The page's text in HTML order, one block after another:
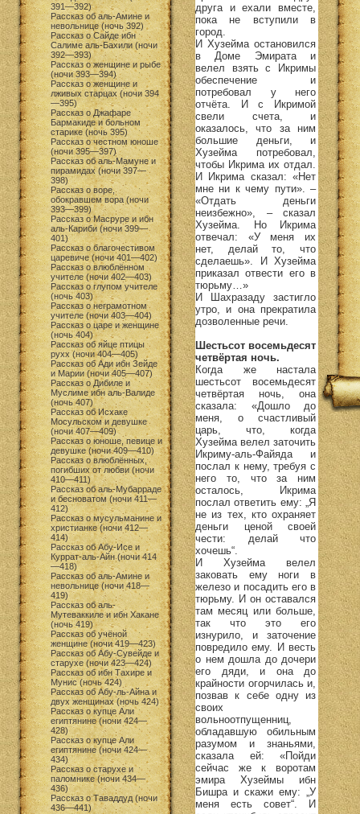
391—392)
Рассказ об аль-Амине и
невольнице (ночь 392)
Рассказ о Сайде ибн
Салиме аль-Бахили (ночи
392—393)
Рассказ о женщине и рыбе
(ночи 393—394)
Рассказ о женщине и
лживых старцах (ночи 394
—395)
Рассказ о Джафаре
Бармакиде и больном
старике (ночь 395)
Рассказ о честном юноше
(ночи 395—397)
Рассказ об аль-Мамуне и
пирамидах (ночи 397—
398)
Рассказ о воре,
обокравшем вора (ночи
393—399)
Рассказ о Масруре и ибн
аль-Кариби (ночи 399—
401)
Рассказ о благочестивом
царевиче (ночи 401—402)
Рассказ о влюблённом
учителе (ночи 402—403)
Рассказ о глупом учителе
(ночь 403)
Рассказ о неграмотном
учителе (ночи 403—404)
Рассказ о царе и женщине
(ночь 404)
Рассказ об яйце птицы
рухх (ночи 404—405)
Рассказ об Ади ибн Зейде
и Марии (ночи 405—407)
Рассказ о Дибиле и
Муслиме ибн аль-Валиде
(ночь 407)
Рассказ об Исхаке
Мосульском и девушке
(ночи 407—409)
Рассказ о юноше, певице и
девушке (ночи 409—410)
Рассказ о влюблённых,
погибших от любви (ночи
410—411)
Рассказ об аль-Мубарраде
и бесноватом (ночи 411—
412)
Рассказ о мусульманине и
христианке (ночи 412—
414)
Рассказ об Абу-Исе и
Куррат-аль-Айн (ночи 414
—418)
Рассказ об аль-Амине и
невольнице (ночи 418—
419)
Рассказ об аль-
Мутеваккиле и ибн Хакане
(ночь 419)
Рассказ об учёной
женщине (ночи 419—423)
Рассказ об Абу-Сувейде и
старухе (ночи 423—424)
Рассказ об ибн Тахире и
Мунис (ночь 424)
Рассказ об Абу-ль-Айна и
двух женщинах (ночь 424)
Рассказ о купце Али
египтянине (ночи 424—
428)
Рассказ о купце Али
египтянине (ночи 424—
434)
Рассказ о старухе и
паломнике (ночи 434—
436)
Рассказ о Таваддуд (ночи
436—441)
друга и ехали вместе,
пока не вступили в
город.
И Хузейма остановился
в Доме Эмирата и
велел взять с Икримы
обеспечение и
потребовал у него
отчёта. И с Икримой
свели счета, и
оказалось, что за ним
большие деньги, и
Хузейма потребовал,
чтобы Икрима их отдал.
И Икрима сказал: «Нет
мне ни к чему пути». –
«Отдать деньги
неизбежно», – сказал
Хузейма. Но Икрима
отвечал: «У меня их
нет, делай то, что
сделаешь». И Хузейма
приказал отвести его в
тюрьму…»
И Шахразаду застигло
утро, и она прекратила
дозволенные речи.
Шестьсот восемьдесят
четвёртая ночь.
Когда же настала
шестьсот восемьдесят
четвёртая ночь, она
сказала: «Дошло до
меня, о счастливый
царь, что, когда
Хузейма велел заточить
Икриму-аль-Файяда и
послал к нему, требуя с
него то, что за ним
осталось, Икрима
послал ответить ему: „Я
не из тех, кто охраняет
деньги ценой своей
чести: делай что
хочешь“.
И Хузейма велел
заковать ему ноги в
железо и посадить его в
тюрьму. И он оставался
там месяц или больше,
так что это его
изнурило, и заточение
повредило ему. И весть
о нем дошла до дочери
его дяди, и она до
крайности огорчилась и,
позвав к себе одну из
своих
вольноотпущенниц,
обладавшую обильным
разумом и знаньями,
сказала ей: «Пойди
сейчас же к воротам
эмира Хузеймы ибн
Бишра и скажи ему: „У
меня есть совет“. И